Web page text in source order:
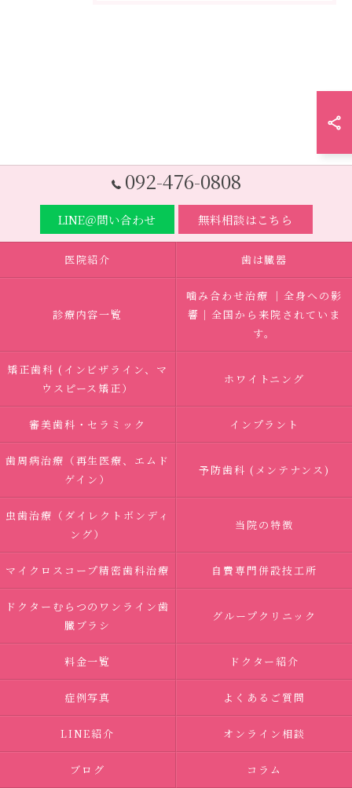
092-476-0808
LINE＠問い合わせ 無料相談はこちら
医院紹介 歯は臓器
診療内容一覧
噛み合わせ治療 ｜全身への影
響｜全国から来院されていま
す。
矯正歯科 (インビザライン、マ
ウスピース矯正）
ホワイトニング
審美歯科・セラミック インプラント
歯周病治療（再生医療、エムド
ゲイン）
予防歯科 (メンテナンス)
虫歯治療（ダイレクトボンディ
ング）
当院の特徴
マイクロスコープ精密歯科治療 自費専門併設技工所
ドクターむらつのワンライン歯
臓ブラシ
グループクリニック
料金一覧 ドクター紹介
症例写真 よくあるご質問
LINE紹介 オンライン相談
ブログ コラム